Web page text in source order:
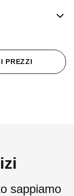
PREZZI
sappiamo